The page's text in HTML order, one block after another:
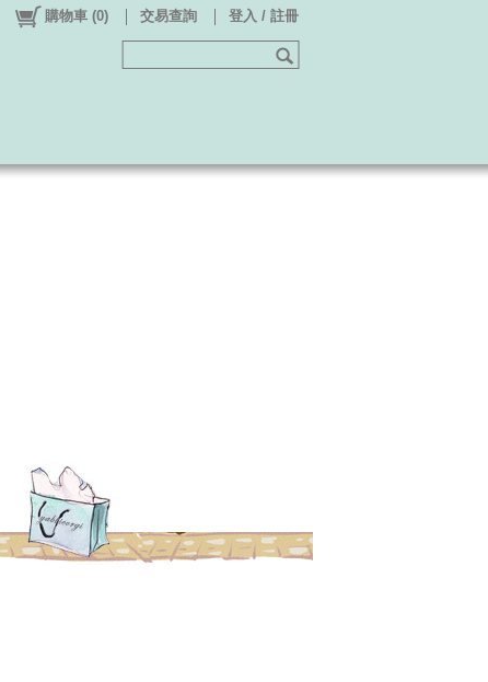
購物車 (0) 交易查詢 登入 / 註冊